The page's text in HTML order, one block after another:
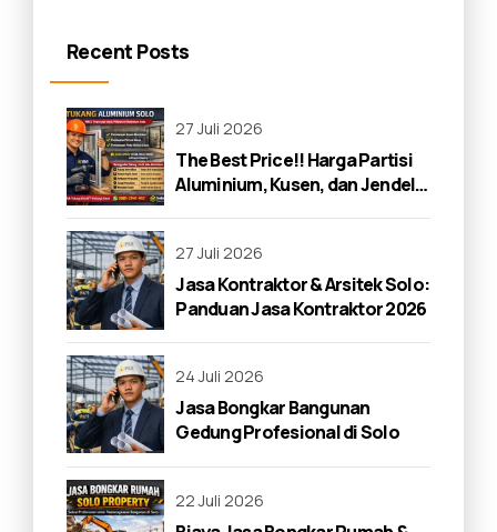
Recent Posts
27 Juli 2026
The Best Price!! Harga Partisi
Aluminium, Kusen, dan Jendela
27 Juli 2026
Jasa Kontraktor & Arsitek Solo:
Panduan Jasa Kontraktor 2026
24 Juli 2026
Jasa Bongkar Bangunan
Gedung Profesional di Solo
22 Juli 2026